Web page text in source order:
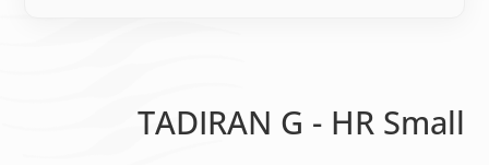
TADIRAN G - HR Small